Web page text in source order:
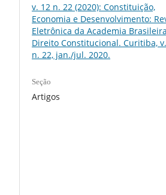
v. 12 n. 22 (2020): Constituição,
Economia e Desenvolvimento:
Eletrônica da Academia
Direito Constitucional. Curitiba,
n. 22, jan./jul. 2020.
Seção
Artigos